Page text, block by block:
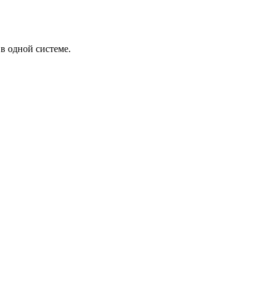
одной системе.